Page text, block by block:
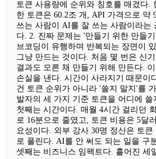
토큰 사용량에 순위와 칭호를 매겼다.
한 토큰은 60.2조 개, API 가격으로 약
쓰는 사람이 AI를 잘 쓰는 사람이라는
다. 2. 진짜 문제는 '만들기 위한 만들
브코딩이 유행하며 반복되는 장면이
그냥 만드는 것이다. 처음 몇 번은 신
결과도 모른 채 만들기 위해 만든다.
손실을 낸다. 시간이 사라지기 때문이
건 토큰 순위가 아니라 '쓸지 말지'를
발자의 세 가지 기준 토큰을 어디에
첫째는 시간이다. 매월 4시간 걸리던
로 16분으로 줄였고, 토큰 비용은 5달
요성이다. 외부 강사 30명 정산은 토
로 풀린다. AI를 안 써도 되는 일을 구
셋째는 비즈니스 임팩트다. 흩어진 세